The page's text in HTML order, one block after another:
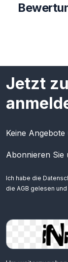
Jetzt
Keine
Abonnieren Sie
Ich habe die
die AGB gelesen